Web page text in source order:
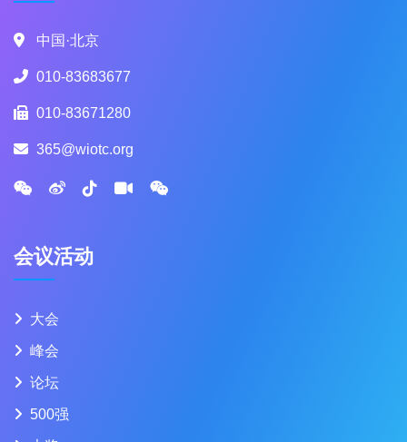
中国·北京
010-83683677
010-83671280
365@wiotc.org
会议活动
大会
峰会
论坛
500强